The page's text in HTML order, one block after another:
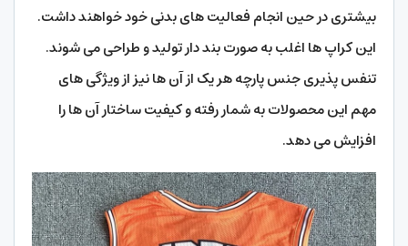
بیشتری در حین انجام فعالیت های بدنی خود خواهند داشت.
این کراپ ها اغلب به صورت بند دار تولید و طراحی می شوند.
تنفس پذیری جنس پارچه هر یک از آن ها نیز از ویژگی های
مهم این محصولات به شمار رفته و کیفیت ساختار آن ها را
افزایش می دهد.